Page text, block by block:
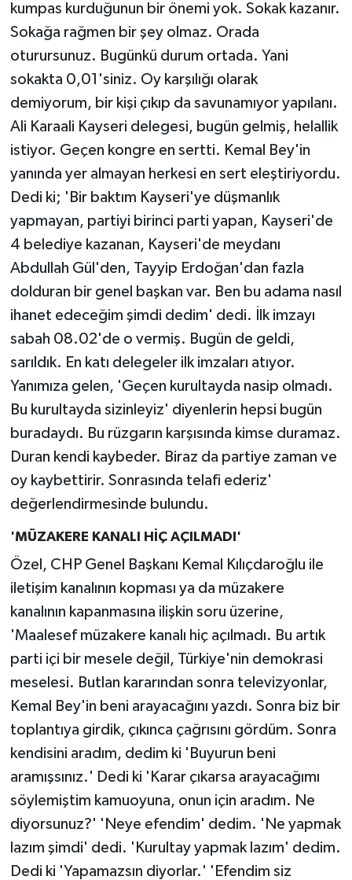
kumpas kurduğunun bir önemi yok. Sokak kazanır.
Sokağa rağmen bir şey olmaz. Orada
oturursunuz. Bugünkü durum ortada. Yani
sokakta 0,01'siniz. Oy karşılığı olarak
demiyorum, bir kişi çıkıp da savunamıyor yapılanı.
Ali Karaali Kayseri delegesi, bugün gelmiş, helallik
istiyor. Geçen kongre en sertti. Kemal Bey'in
yanında yer almayan herkesi en sert eleştiriyordu.
Dedi ki; 'Bir baktım Kayseri'ye düşmanlık
yapmayan, partiyi birinci parti yapan, Kayseri'de
4 belediye kazanan, Kayseri'de meydanı
Abdullah Gül'den, Tayyip Erdoğan'dan fazla
dolduran bir genel başkan var. Ben bu adama nasıl
ihanet edeceğim şimdi dedim' dedi. İlk imzayı
sabah 08.02'de o vermiş. Bugün de geldi,
sarıldık. En katı delegeler ilk imzaları atıyor.
Yanımıza gelen, 'Geçen kurultayda nasip olmadı.
Bu kurultayda sizinleyiz' diyenlerin hepsi bugün
buradaydı. Bu rüzgarın karşısında kimse duramaz.
Duran kendi kaybeder. Biraz da partiye zaman ve
oy kaybettirir. Sonrasında telafi ederiz'
değerlendirmesinde bulundu.
'MÜZAKERE KANALI HİÇ AÇILMADI'
Özel, CHP Genel Başkanı Kemal Kılıçdaroğlu ile
iletişim kanalının kopması ya da müzakere
kanalının kapanmasına ilişkin soru üzerine,
'Maalesef müzakere kanalı hiç açılmadı. Bu artık
parti içi bir mesele değil, Türkiye'nin demokrasi
meselesi. Butlan kararından sonra televizyonlar,
Kemal Bey'in beni arayacağını yazdı. Sonra biz bir
toplantıya girdik, çıkınca çağrısını gördüm. Sonra
kendisini aradım, dedim ki 'Buyurun beni
aramışsınız.' Dedi ki 'Karar çıkarsa arayacağımı
söylemiştim kamuoyuna, onun için aradım. Ne
diyorsunuz?' 'Neye efendim' dedim. 'Ne yapmak
lazım şimdi' dedi. 'Kurultay yapmak lazım' dedim.
Dedi ki 'Yapamazsın diyorlar.' 'Efendim siz